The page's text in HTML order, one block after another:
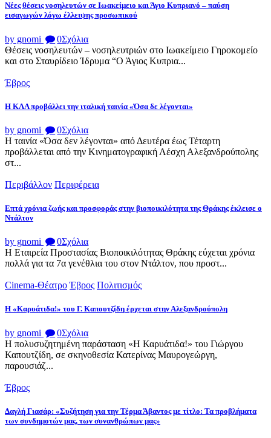
Νέες θέσεις νοσηλευτών σε Ιωακείμειο και Άγιο Κυπριανό – παύση
εισαγωγών λόγω έλλειψης προσωπικού
by gnomi 0Σχόλια
Θέσεις νοσηλευτών – νοσηλευτριών στο Ιωακείμειο Γηροκομείο
και στο Σταυρίδειο Ίδρυμα “Ο Άγιος Κυπρια...
Έβρος
Η ΚΛΑ προβάλλει την ιταλική ταινία «Όσα δε λέγονται»
by gnomi 0Σχόλια
Η ταινία «Όσα δεν λέγονται» από Δευτέρα έως Τέταρτη
προβάλλεται από την Κινηματογραφική Λέσχη Αλεξανδρούπολης
στ...
Περιβάλλον Περιφέρεια
Επτά χρόνια ζωής και προσφοράς στην βιοποικιλότητα της Θράκης έκλεισε ο
Ντάλτον
by gnomi 0Σχόλια
Η Εταιρεία Προστασίας Βιοποικιλότητας Θράκης εύχεται χρόνια
πολλά για τα 7α γενέθλια του στον Ντάλτον, που προστ...
Cinema-Θέατρο Έβρος Πολιτισμός
Η «Καρυάτιδα!» του Γ. Καπουτζίδη έρχεται στην Αλεξανδρούπολη
by gnomi 0Σχόλια
Η πολυσυζητημένη παράσταση «Η Καρυάτιδα!» του Γιώργου
Καπουτζίδη, σε σκηνοθεσία Κατερίνας Μαυρογεώργη,
παρουσιάζ...
Έβρος
Δαγλή Γιασάρ: «Συζήτηση για την Τέρμα Άβαντος με τίτλο: Τα προβλήματα
των συνδημοτών μας, των συνανθρώπων μας»